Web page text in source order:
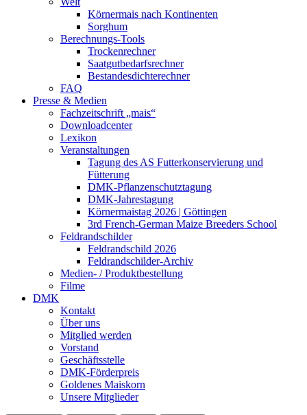
Körnermais nach Kontinenten
Sorghum
Berechnungs-Tools
Trockenrechner
Saatgutbedarfsrechner
Bestandesdichterechner
FAQ
Presse & Medien
Fachzeitschrift „mais“
Downloadcenter
Lexikon
Veranstaltungen
Tagung des AS Futterkonservierung und
Fütterung
DMK-Pflanzenschutztagung
DMK-Jahrestagung
Körnermaistag 2026 | Göttingen
3rd French-German Maize Breeders School
Feldrandschilder
Feldrandschild 2026
Feldrandschilder-Archiv
Medien- / Produktbestellung
Filme
DMK
Kontakt
Über uns
Mitglied werden
Vorstand
Geschäftsstelle
DMK-Förderpreis
Goldenes Maiskorn
Unsere Mitglieder